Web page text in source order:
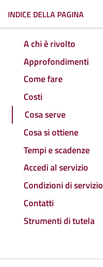
INDICE DELLA PAGINA
A chi è rivolto
Approfondimenti
Come fare
Costi
Cosa serve
Cosa si ottiene
Tempi e scadenze
Accedi al servizio
Condizioni di servizio
Contatti
Strumenti di tutela